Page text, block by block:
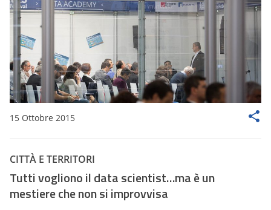
15 Ottobre 2015
CITTÀ E TERRITORI
Tutti vogliono il data scientist…ma è un
mestiere che non si improvvisa